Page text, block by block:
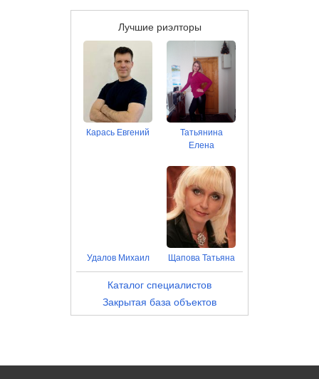
Лучшие риэлторы
Карась Евгений
Татьянина
Елена
Удалов Михаил Щапова Татьяна
Каталог специалистов
Закрытая база объектов